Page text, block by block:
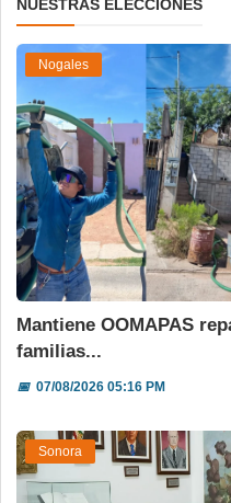
NUESTRAS ELECCIONES
Nogales
Mantiene OOMAPAS
familias...
📅07/08/2026 05:16 PM
Sonora